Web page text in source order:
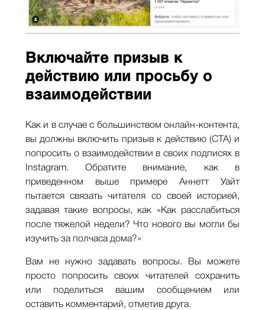
Включайте призыв к
действию или просьбу о
взаимодействии
Как и в случае с большинством онлайн-контента,
вы должны включить призыв к действию (CTA) и
попросить о взаимодействии в своих подписях в
Instagram. Обратите внимание, как в
приведенном выше примере Аннетт Уайт
пытается связать читателя со своей историей,
задавая такие вопросы, как «Как расслабиться
после тяжелой недели? Что нового вы могли бы
изучить за полчаса дома?»
Вам не нужно задавать вопросы. Вы можете
просто попросить своих читателей сохранить
или поделиться вашим сообщением или
оставить комментарий, отметив друга.